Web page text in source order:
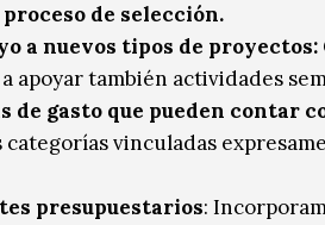
de selección.
a nuevos tipos de proyectos:
apoyar también actividades
de gasto que pueden contar
vinculadas
presupuestarios: